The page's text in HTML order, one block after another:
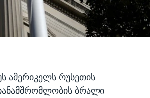
ამერიკელს რუსეთის
ბრალი